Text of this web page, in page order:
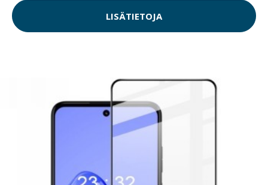
LISÄTIETOJA